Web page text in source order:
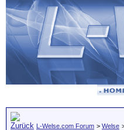
L-Welse.com Forum > Welse